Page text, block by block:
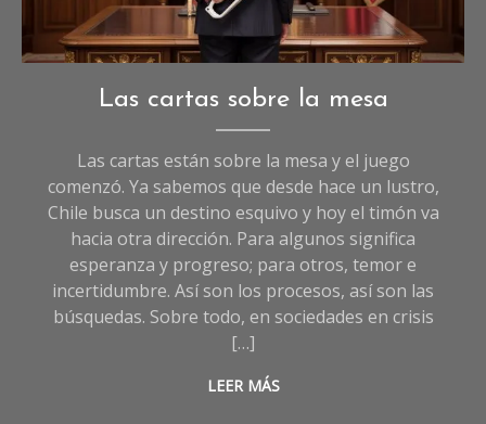
Opinión,
Sociedad
Las cartas sobre la mesa
Las cartas están sobre la mesa y el juego
comenzó. Ya sabemos que desde hace un lustro,
Chile busca un destino esquivo y hoy el timón va
hacia otra dirección. Para algunos significa
esperanza y progreso; para otros, temor e
incertidumbre. Así son los procesos, así son las
búsquedas. Sobre todo, en sociedades en crisis
[…]
LEER MÁS